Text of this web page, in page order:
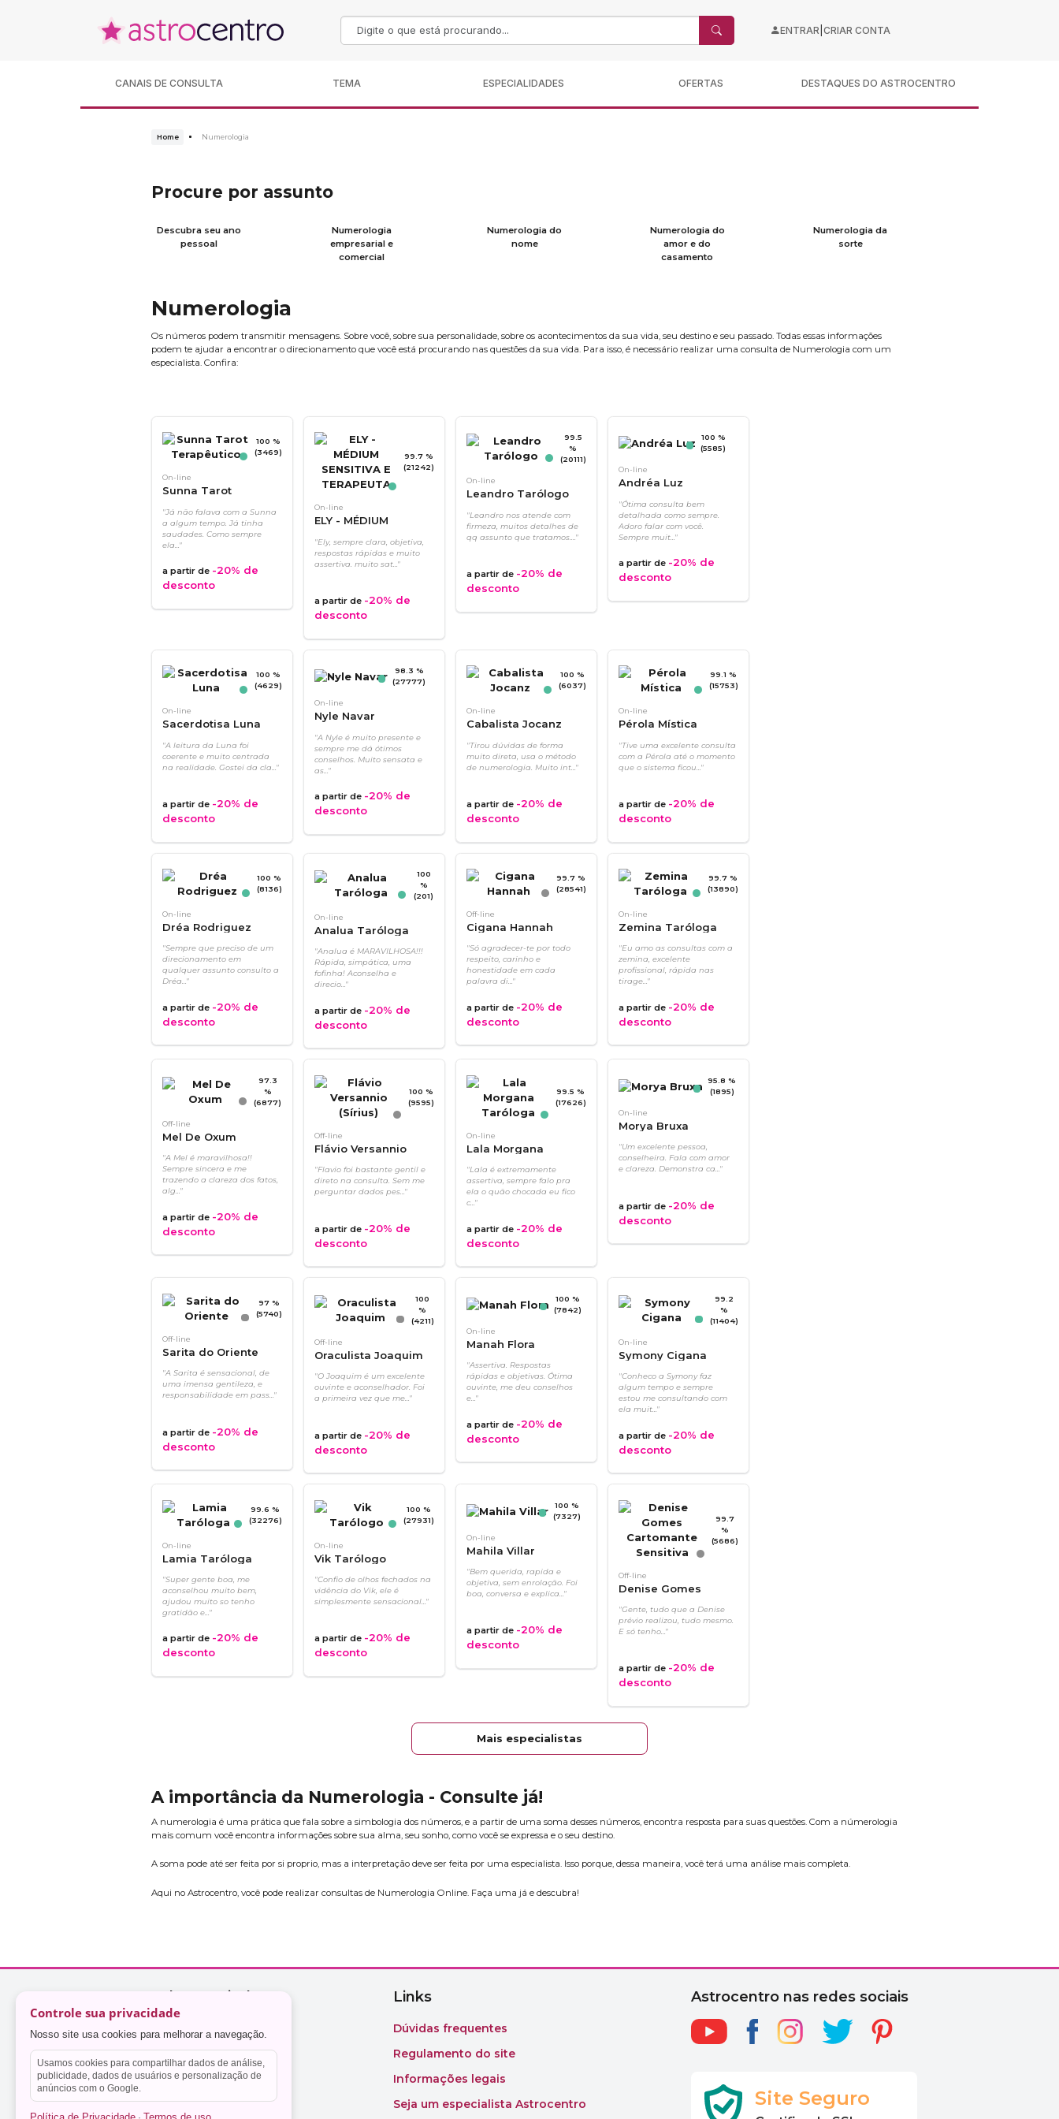
ENTRAR CRIAR CONTA
CANAIS DE CONSULTA TEMA ESPECIALIDADES OFERTAS DESTAQUES DO ASTROCENTRO
Home Numerologia
Procure por assunto
Descubra seu ano
pessoal
Numerologia
empresarial e
comercial
Numerologia do
nome
Numerologia do
amor e do
casamento
Numerologia da
sorte
Numerologia
Os números podem transmitir mensagens. Sobre você, sobre sua personalidade, sobre os acontecimentos da sua vida, seu destino e seu passado. Todas essas informações
podem te ajudar a encontrar o direcionamento que você está procurando nas questões da sua vida. Para isso, é necessário realizar uma consulta de Numerologia com um
especialista. Confira:
100 %
(3469)
On-line
Sunna Tarot
"Já não falava com a Sunna
a algum tempo. Já tinha
saudades. Como sempre
ela..."
a partir de -20% de
desconto
99.7 %
(21242)
On-line
ELY - MÉDIUM
TERAPEUTA
"Ely, sempre clara, objetiva,
respostas rápidas e muito
assertiva. muito sat..."
a partir de -20% de
desconto
99.5
%
(20111)
On-line
Leandro Tarólogo
"Leandro nos atende com
firmeza, muitos detalhes de
qq assunto que tratamos...."
a partir de -20% de
desconto
100 %
(5585)
On-line
Andréa Luz
"Ótima consulta bem
detalhada como sempre.
Adoro falar com você.
Sempre muit..."
a partir de -20% de
desconto
100 %
(4629)
On-line
Sacerdotisa Luna
"A leitura da Luna foi
coerente e muito centrada
na realidade. Gostei da cla..."
a partir de -20% de
desconto
98.3 %
(27777)
On-line
Nyle Navar
"A Nyle é muito presente e
sempre me dá ótimos
conselhos. Muito sensata e
as..."
a partir de -20% de
desconto
100 %
(6037)
On-line
Cabalista Jocanz
"Tirou dúvidas de forma
muito direta, usa o método
de numerologia. Muito int..."
a partir de -20% de
desconto
99.1 %
(15753)
On-line
Pérola Mística
"Tive uma excelente consulta
com a Pérola até o momento
que o sistema ficou..."
a partir de -20% de
desconto
100 %
(8136)
On-line
Dréa Rodriguez
"Sempre que preciso de um
direcionamento em
qualquer assunto consulto a
Dréa..."
a partir de -20% de
desconto
100
%
(201)
On-line
Analua Taróloga
"Analua é MARAVILHOSA!!!
Rápida, simpática, uma
fofinha! Aconselha e
direcio..."
a partir de -20% de
desconto
99.7 %
(28541)
Off-line
Cigana Hannah
"Só agradecer-te por todo
respeito, carinho e
honestidade em cada
palavra di..."
a partir de -20% de
desconto
99.7 %
(13890)
On-line
Zemina Taróloga
"Eu amo as consultas com a
zemina, excelente
profissional, rápida nas
tirage..."
a partir de -20% de
desconto
97.3
%
(6877)
Off-line
Mel De Oxum
"A Mel é maravilhosa!!
Sempre sincera e me
trazendo a clareza dos fatos,
alg..."
a partir de -20% de
desconto
100 %
(9595)
Off-line
Flávio Versannio
"Flavio foi bastante gentil e
direto na consulta. Sem me
perguntar dados pes..."
a partir de -20% de
desconto
99.5 %
(17626)
On-line
Lala Morgana
"Lala é extremamente
assertiva, sempre falo pra
ela o quão chocada eu fico
c..."
a partir de -20% de
desconto
95.8 %
(1895)
On-line
Morya Bruxa
"Um excelente pessoa,
conselheira. Fala com amor
e clareza. Demonstra ca..."
a partir de -20% de
desconto
97 %
(5740)
Off-line
Sarita do Oriente
"A Sarita é sensacional, de
uma imensa gentileza, e
responsabilidade em pass..."
a partir de -20% de
desconto
100
%
(4211)
Off-line
Oraculista Joaquim
"O Joaquim é um excelente
ouvinte e aconselhador. Foi
a primeira vez que me..."
a partir de -20% de
desconto
100 %
(7842)
On-line
Manah Flora
"Assertiva. Respostas
rápidas e objetivas. Ótima
ouvinte, me deu conselhos
e..."
a partir de -20% de
desconto
99.2
%
(11404)
On-line
Symony Cigana
"Conheco a Symony faz
algum tempo e sempre
estou me consultando com
ela muit..."
a partir de -20% de
desconto
99.6 %
(32276)
On-line
Lamia Taróloga
"Super gente boa, me
aconselhou muito bem,
ajudou muito so tenho
gratidão e..."
a partir de -20% de
desconto
100 %
(27931)
On-line
Vik Tarólogo
"Confio de olhos fechados na
vidência do Vik, ele é
simplesmente sensacional..."
a partir de -20% de
desconto
100 %
(7327)
On-line
Mahila Villar
"Bem querida, rapida e
objetiva, sem enrolação. Foi
boa, conversa e explica..."
a partir de -20% de
desconto
99.7
%
(5686)
Off-line
Denise Gomes
Sensitiva
"Gente, tudo que a Denise
prévio realizou, tudo mesmo.
E só tenho..."
a partir de -20% de
desconto
Mais especialistas
A importância da Numerologia - Consulte já!
A numerologia é uma prática que fala sobre a simbologia dos números, e a partir de uma soma desses números, encontra resposta para suas questões. Com a númerologia
mais comum você encontra informações sobre sua alma, seu sonho, como você se expressa e o seu destino.
A soma pode até ser feita por si proprio, mas a interpretação deve ser feita por uma especialista. Isso porque, dessa maneira, você terá uma análise mais completa.
Aqui no Astrocentro, você pode realizar consultas de Numerologia Online. Faça uma já e descubra!
Controle sua privacidade
Nosso site usa cookies para melhorar a navegação.
Usamos cookies para compartilhar dados de análise,
publicidade, dados de usuários e personalização de
anúncios com o Google.